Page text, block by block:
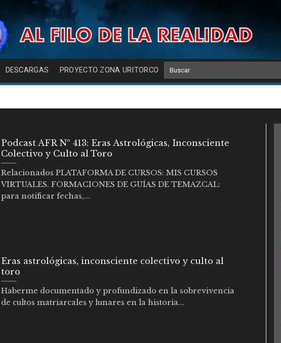
DESCARGAS PROYECTO ZONA URITORCO
Podcast AFR Nº 413: Eras Astrológicas, Inconsciente
Colectivo y Culto al Toro
Relacionados PLATAFORMA DE CURSOS: MIS CURSOS
VIRTUALES. FORMACIONES DE GUÍAS DE TEMAZCAL:
para notificar fechas,...
Eras astrológicas, inconsciente colectivo y culto al
toro
Haberme documentado y profundizado en la sobrevivencia
de cultos matriarcales y lunares en la historia...